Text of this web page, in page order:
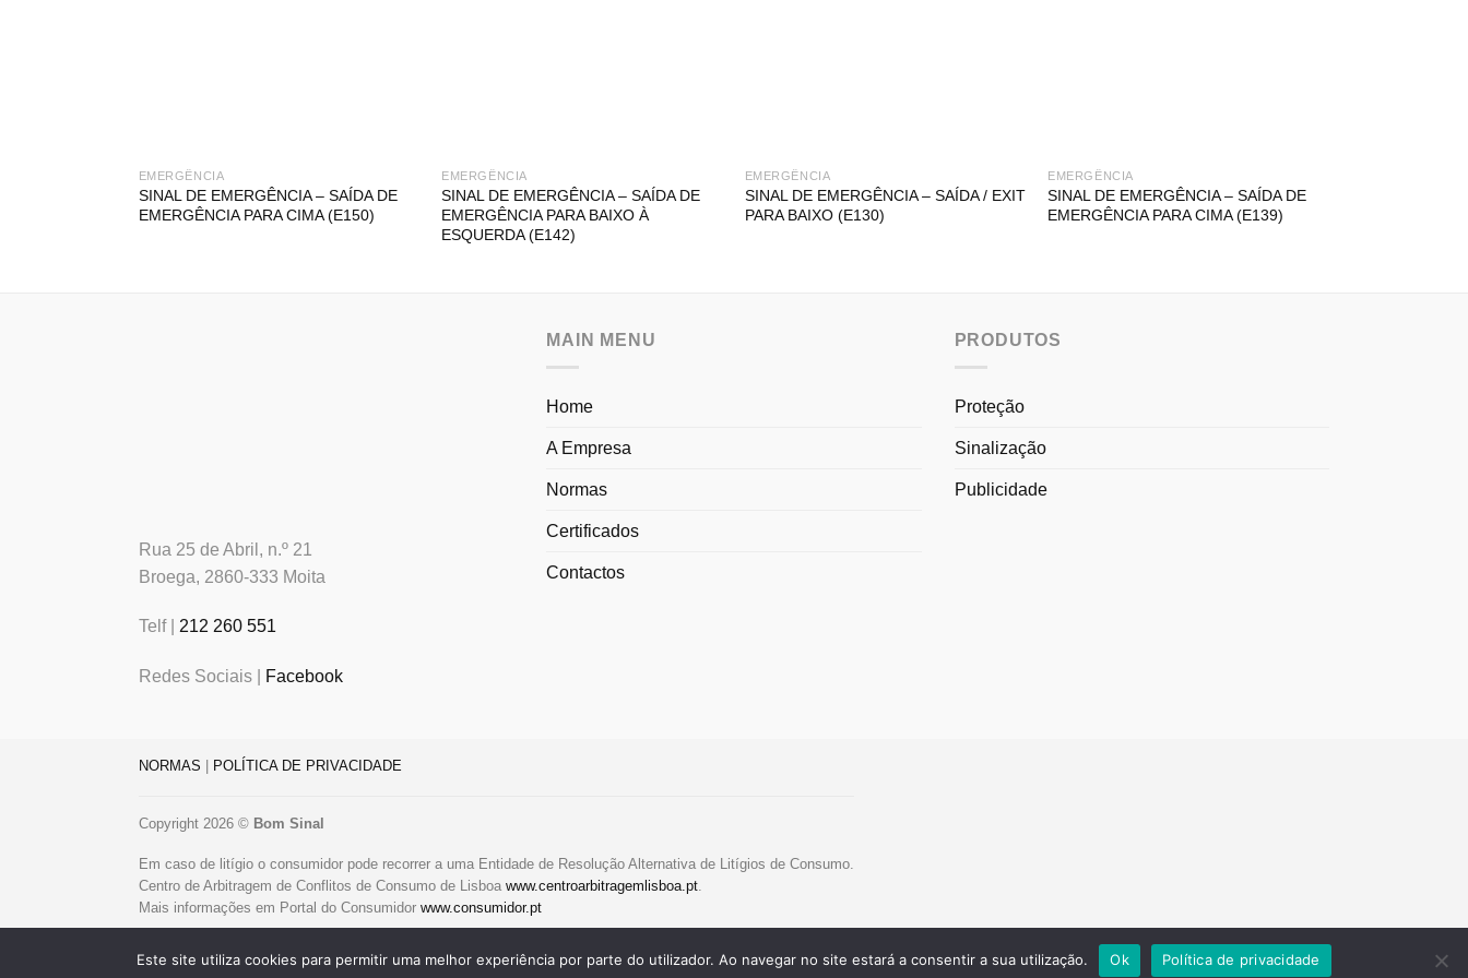
EMERGÊNCIA
SINAL DE EMERGÊNCIA – SAÍDA DE
EMERGÊNCIA PARA CIMA (E150)
EMERGÊNCIA
SINAL DE EMERGÊNCIA – SAÍDA DE
EMERGÊNCIA PARA BAIXO À
ESQUERDA (E142)
EMERGÊNCIA
SINAL DE EMERGÊNCIA – SAÍDA / EXIT
PARA BAIXO (E130)
EMERGÊNCIA
SINAL DE EMERGÊNCIA – SAÍDA DE
EMERGÊNCIA PARA CIMA (E139)
Rua 25 de Abril, n.º 21
Broega, 2860-333 Moita
Telf | 212 260 551
Redes Sociais | Facebook
MAIN MENU
Home
A Empresa
Normas
Certificados
Contactos
PRODUTOS
Proteção
Sinalização
Publicidade
NORMAS POLÍTICA DE PRIVACIDADE
Copyright 2026 © Bom Sinal
Em caso de litígio o consumidor pode recorrer a uma Entidade de Resolução Alternativa de Litígios de Consumo.
Centro de Arbitragem de Conflitos de Consumo de Lisboa www.centroarbitragemlisboa.pt
Mais informações em Portal do Consumidor www.consumidor.pt
Este site utiliza cookies para permitir uma melhor experiência por parte do utilizador. Ao navegar no site estará a consentir a sua utilização. Ok Política de privacidade